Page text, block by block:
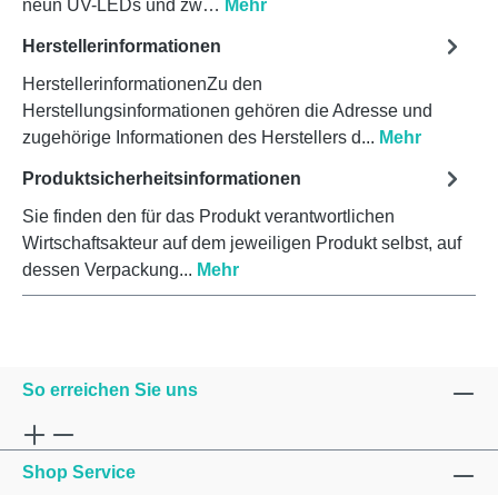
neun UV-LEDs und zw… Mehr
Herstellerinformationen
HerstellerinformationenZu den
Herstellungsinformationen gehören die Adresse und
zugehörige Informationen des Herstellers d... Mehr
Produktsicherheitsinformationen
Sie finden den für das Produkt verantwortlichen
Wirtschaftsakteur auf dem jeweiligen Produkt selbst, auf
dessen Verpackung... Mehr
So erreichen Sie uns
Shop Service